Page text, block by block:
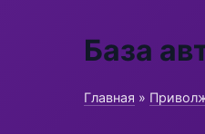
База
Главная »